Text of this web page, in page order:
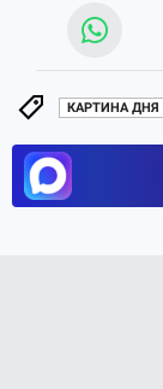
КАРТИНА ДНЯ